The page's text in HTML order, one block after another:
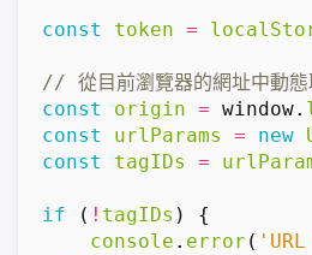
const token =
const
origin = window.
const
urlParams = new
const
tagIDs =
if ( ! tagIDs )
{
console . error (